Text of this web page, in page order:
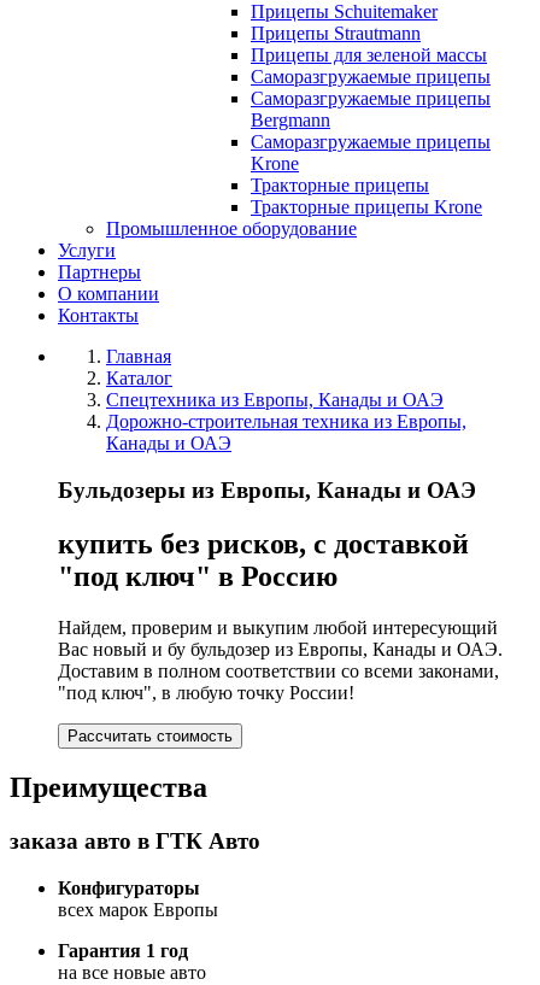
Прицепы Schuitemaker
Прицепы Strautmann
Прицепы для зеленой массы
Саморазгружаемые прицепы
Саморазгружаемые прицепы
Bergmann
Саморазгружаемые прицепы
Krone
Тракторные прицепы
Тракторные прицепы Krone
Промышленное оборудование
Услуги
Партнеры
О компании
Контакты
Главная
Каталог
Спецтехника из Европы, Канады и ОАЭ
Дорожно-строительная техника из Европы,
Канады и ОАЭ
Бульдозеры из Европы, Канады и ОАЭ
купить без рисков, с доставкой
"под ключ" в Россию
Найдем, проверим и выкупим любой интересующий
Вас новый и бу бульдозер из Европы, Канады и ОАЭ.
Доставим в полном соответствии со всеми законами,
"под ключ", в любую точку России!
Рассчитать стоимость
Преимущества
заказа авто в ГТК Авто
Конфигураторы
всех марок Европы
Гарантия 1 год
на все новые авто